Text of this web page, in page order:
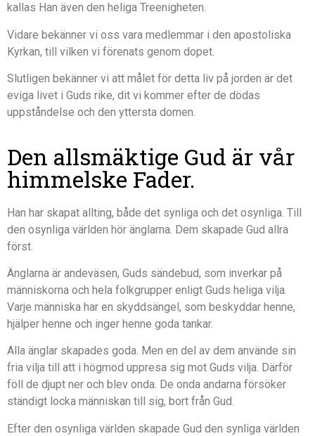
kallas Han även den heliga Treenigheten.
Vidare bekänner vi oss vara medlemmar i den apostoliska
Kyrkan, till vilken vi förenats genom dopet.
Slutligen bekänner vi att målet för detta liv på jorden är det
eviga livet i Guds rike, dit vi kommer efter de dödas
uppståndelse och den yttersta domen.
Den allsmäktige Gud är vår
himmelske Fader.
Han har skapat allting, både det synliga och det osynliga. Till
den osynliga världen hör änglarna. Dem skapade Gud allra
först.
Änglarna är andeväsen, Guds sändebud, som inverkar på
människorna och hela folkgrupper enligt Guds heliga vilja.
Varje människa har en skyddsängel, som beskyddar henne,
hjälper henne och inger henne goda tankar.
Alla änglar skapades goda. Men en del av dem använde sin
fria vilja till att i högmod uppresa sig mot Guds vilja. Därför
föll de djupt ner och blev onda. De onda andarna försöker
ständigt locka människan till sig, bort från Gud.
Efter den osynliga världen skapade Gud den synliga världen